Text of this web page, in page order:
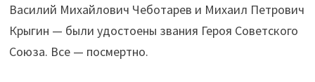
Василий Михайлович Чеботарев и Михаил Петрович
Крыгин — были удостоены звания Героя Советского
Союза. Все — посмертно.